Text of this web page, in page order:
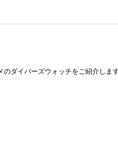
のダイバーズウォッチをご紹介しま